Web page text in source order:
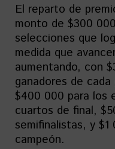
El reparto de
monto de $300
selecciones que
medida que
aumentando, con
ganadores de
$400 000 para los
cuartos de final,
semifinalistas, y
campeón.